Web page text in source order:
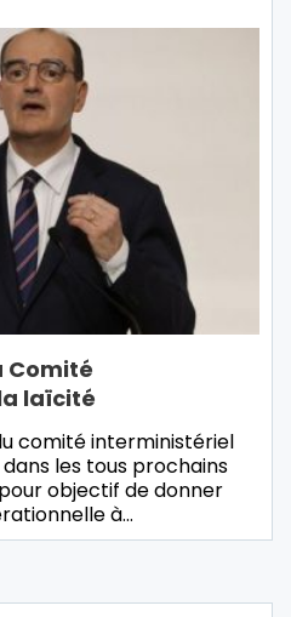
Comité
laïcité
comité interministériel
les tous prochains
objectif de donner
à…